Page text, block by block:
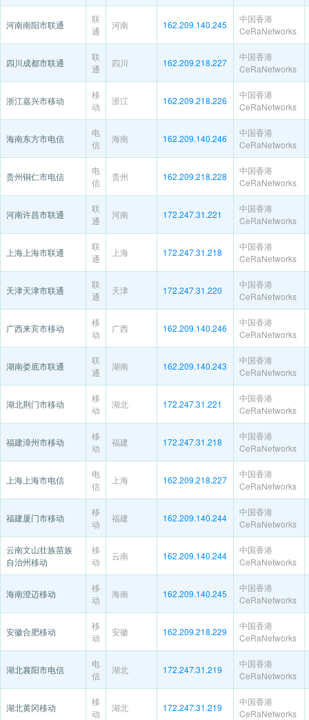
河南南阳市联通
联
通
河南 162.209.140.245
中国香港
CeRaNetworks
四川成都市联通
联
通
四川 162.209.218.227
中国香港
CeRaNetworks
浙江嘉兴市移动
移
动
浙江 162.209.218.226
中国香港
CeRaNetworks
海南东方市电信
电
信
海南 162.209.140.246
中国香港
CeRaNetworks
贵州铜仁市电信
电
信
贵州 162.209.218.228
中国香港
CeRaNetworks
河南许昌市联通
联
通
河南 172.247.31.221
中国香港
CeRaNetworks
上海上海市联通
联
通
上海 172.247.31.218
中国香港
CeRaNetworks
天津天津市联通
联
通
天津 172.247.31.220
中国香港
CeRaNetworks
广西来宾市移动
移
动
广西 162.209.140.246
中国香港
CeRaNetworks
湖南娄底市联通
联
通
湖南 162.209.140.243
中国香港
CeRaNetworks
湖北荆门市移动
移
动
湖北 172.247.31.221
中国香港
CeRaNetworks
福建漳州市移动
移
动
福建 172.247.31.218
中国香港
CeRaNetworks
上海上海市电信
电
信
上海 162.209.218.227
中国香港
CeRaNetworks
福建厦门市移动
移
动
福建 162.209.140.244
中国香港
CeRaNetworks
云南文山壮族苗族
自治州移动
移
动
云南 162.209.140.244
中国香港
CeRaNetworks
海南澄迈移动
移
动
海南 162.209.140.245
中国香港
CeRaNetworks
安徽合肥移动
移
动
安徽 162.209.218.229
中国香港
CeRaNetworks
湖北襄阳市电信
电
信
湖北 172.247.31.219
中国香港
CeRaNetworks
湖北黄冈移动
移
动
湖北 172.247.31.219
中国香港
CeRaNetworks